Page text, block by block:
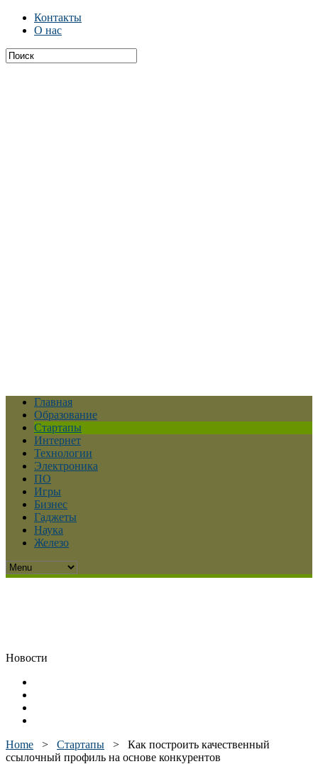
Контакты
О нас
Главная
Образование
Стартапы
Интернет
Технологии
Электроника
ПО
Игры
Бизнес
Гаджеты
Наука
Железо
Новости
Home > Стартапы > Как построить качественный
ссылочный профиль на основе конкурентов